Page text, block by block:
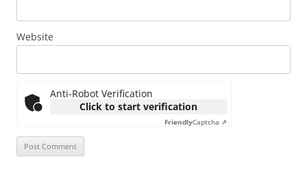
Website
Anti-Robot Verification
Click to start verification
FriendlyCaptcha ⇗